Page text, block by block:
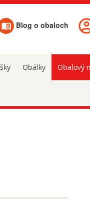
Blog o obaloch
Obálky Obalový